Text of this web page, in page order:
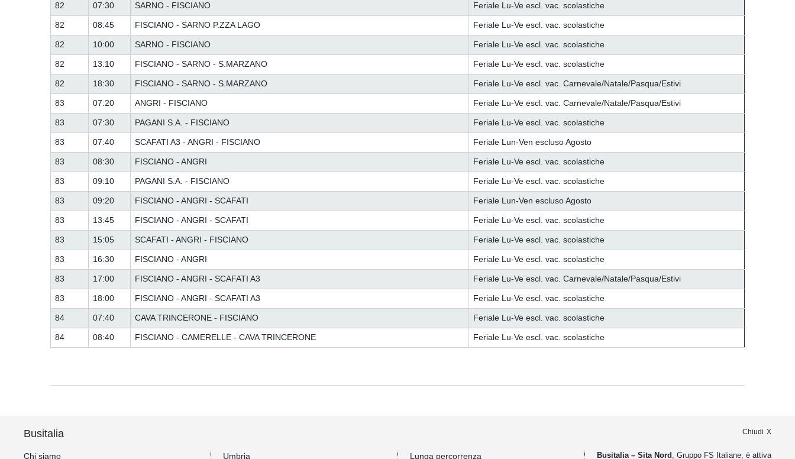
82 07:30 SARNO - FISCIANO Feriale Lu-Ve escl. vac. scolastiche
82 08:45 FISCIANO - SARNO P.ZZA LAGO Feriale Lu-Ve escl. vac. scolastiche
82 10:00 SARNO - FISCIANO Feriale Lu-Ve escl. vac. scolastiche
82 13:10 FISCIANO - SARNO - S.MARZANO Feriale Lu-Ve escl. vac. scolastiche
82 18:30 FISCIANO - SARNO - S.MARZANO Feriale Lu-Ve escl. vac. Carnevale/Natale/Pasqua/Estivi
83 07:20 ANGRI - FISCIANO Feriale Lu-Ve escl. vac. Carnevale/Natale/Pasqua/Estivi
83 07:30 PAGANI S.A. - FISCIANO Feriale Lu-Ve escl. vac. scolastiche
83 07:40 SCAFATI A3 - ANGRI - FISCIANO Feriale Lun-Ven escluso Agosto
83 08:30 FISCIANO - ANGRI Feriale Lu-Ve escl. vac. scolastiche
83 09:10 PAGANI S.A. - FISCIANO Feriale Lu-Ve escl. vac. scolastiche
83 09:20 FISCIANO - ANGRI - SCAFATI Feriale Lun-Ven escluso Agosto
83 13:45 FISCIANO - ANGRI - SCAFATI Feriale Lu-Ve escl. vac. scolastiche
83 15:05 SCAFATI - ANGRI - FISCIANO Feriale Lu-Ve escl. vac. scolastiche
83 16:30 FISCIANO - ANGRI Feriale Lu-Ve escl. vac. scolastiche
83 17:00 FISCIANO - ANGRI - SCAFATI A3 Feriale Lu-Ve escl. vac. Carnevale/Natale/Pasqua/Estivi
83 18:00 FISCIANO - ANGRI - SCAFATI A3 Feriale Lu-Ve escl. vac. scolastiche
84 07:40 CAVA TRINCERONE - FISCIANO Feriale Lu-Ve escl. vac. scolastiche
84 08:40 FISCIANO - CAMERELLE - CAVA TRINCERONE Feriale Lu-Ve escl. vac. scolastiche
Busitalia Chiudi
Chi siamo Umbria Lunga percorrenza Busitalia – Sita Nord , Gruppo FS Italiane, è attiva